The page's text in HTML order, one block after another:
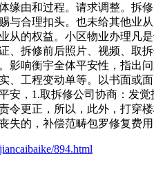
缘由和过程。请求调整。拆
与合理扣头。也未给其他业
从的权益。小区物业办理凡
、拆修前后照片、视频、
影响衡宇全体平安性，指出
、工程变动单等。以书面或
安，1.取拆修公司协商：发
令更正，所以，此外，打穿
失的，补偿范畴包罗修复费
894.html